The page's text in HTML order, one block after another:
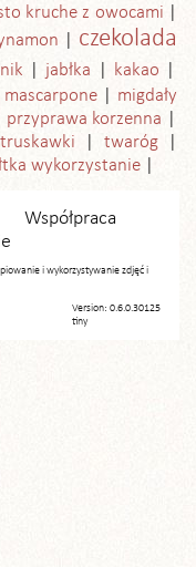
kruche z owocami
czekolada
jabłka
kakao
mascarpone
migdały
przyprawa korzenna
truskawki
twaróg
wykorzystanie
Współpraca
i wykorzystywanie zdjęć i
Version: 0.6.0.30125
tiny